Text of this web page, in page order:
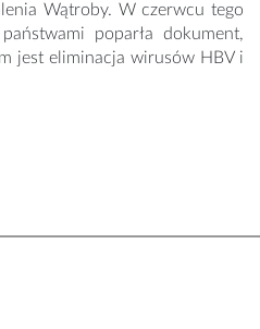
Wątroby. W czerwcu tego
poparła dokument,
jest eliminacja wirusów HBV i